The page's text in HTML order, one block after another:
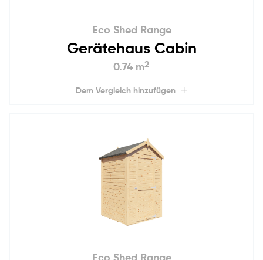
Eco Shed Range
Gerätehaus Cabin
0.74 m2
Dem Vergleich hinzufügen